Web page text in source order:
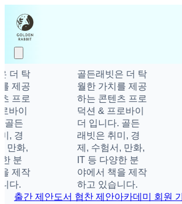
더 탁
제공
프로
바이
든
, 경
화,
분
제작
다.
골든래빗은 더 탁
월한 가치를 제공
하는 콘텐츠 프로
덕션 & 프로바이
더 입니다. 골든
래빗은 취미, 경
제, 수험서, 만화,
IT 등 다양한 분
야에서 책을 제작
하고 있습니다.
출간 제안도서 협찬 제안아카데미 회원